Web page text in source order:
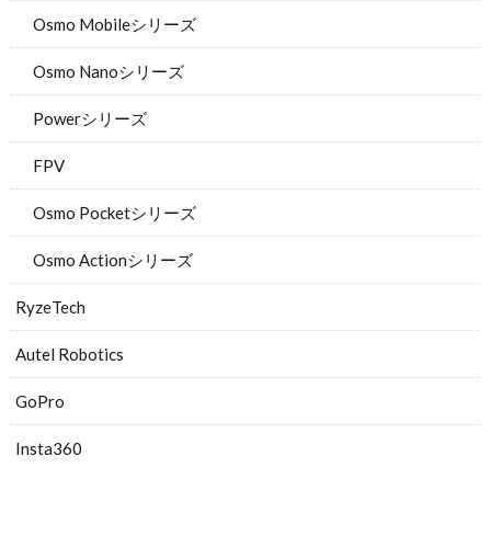
Osmo Mobileシリーズ
Osmo Nanoシリーズ
Powerシリーズ
FPV
Osmo Pocketシリーズ
Osmo Actionシリーズ
RyzeTech
Autel Robotics
GoPro
Insta360